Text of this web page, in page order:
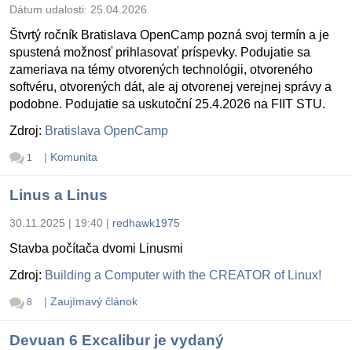
Dátum udalosti: 25.04.2026
Štvrtý ročník Bratislava OpenCamp pozná svoj termín a je
spustená možnosť prihlasovať príspevky. Podujatie sa
zameriava na témy otvorených technológii, otvoreného
softvéru, otvorených dát, ale aj otvorenej verejnej správy a
podobne. Podujatie sa uskutoční 25.4.2026 na FIIT STU.
Zdroj: Bratislava OpenCamp
1 | Komunita
Linus a Linus
30.11.2025 | 19:40 | redhawk1975
Stavba počítača dvomi Linusmi
Zdroj: Building a Computer with the CREATOR of Linux!
8 | Zaujímavý článok
Devuan 6 Excalibur je vydaný